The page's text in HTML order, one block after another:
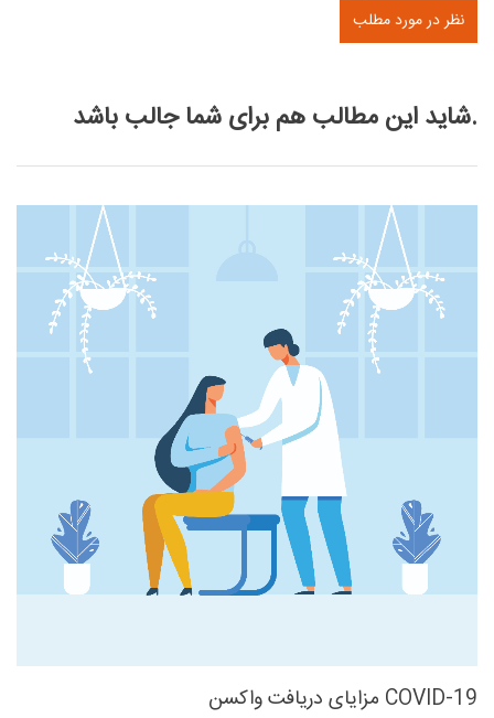
شاید این مطالب هم برای شما جالب باشد.
مزایای دریافت واکسن COVID-19